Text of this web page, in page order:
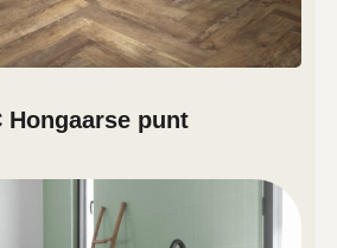
Hongaarse punt